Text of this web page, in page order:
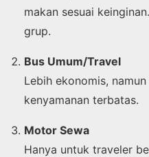
makan sesuai
grup.
Bus Umum/Travel
Lebih ekonomis,
kenyamanan terbatas.
Motor Sewa
Hanya untuk traveler